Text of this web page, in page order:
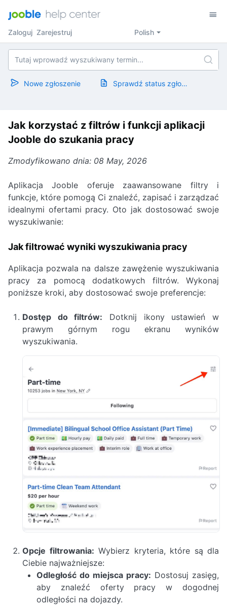
Polish
Zaloguj Zarejestruj
Nowe zgłoszenie Sprawdź status zgłoszenia
Jak korzystać z filtrów i funkcji aplikacji
Jooble do szukania pracy
Zmodyfikowano dnia: 08 May, 2026
Aplikacja Jooble oferuje zaawansowane filtry i
funkcje, które pomogą Ci znaleźć, zapisać i zarządzać
idealnymi ofertami pracy. Oto jak dostosować swoje
wyszukiwanie:
Jak filtrować wyniki wyszukiwania pracy
Aplikacja pozwala na dalsze zawężenie wyszukiwania
pracy za pomocą dodatkowych filtrów. Wykonaj
poniższe kroki, aby dostosować swoje preferencje:
Dostęp do filtrów: Dotknij ikony ustawień w
prawym górnym rogu ekranu wyników
wyszukiwania.
Opcje filtrowania: Wybierz kryteria, które są dla
Ciebie najważniejsze:
Odległość do miejsca pracy: Dostosuj zasięg,
aby znaleźć oferty pracy w dogodnej
odległości na dojazdy.